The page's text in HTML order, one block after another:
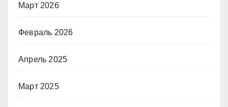
Март 2026
Февраль 2026
Апрель 2025
Март 2025